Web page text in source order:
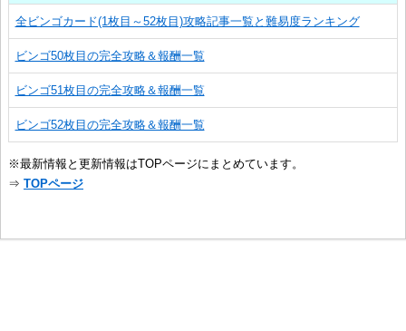
全ビンゴカード(1枚目～52枚目)攻略記事一覧と難易度ランキング
ビンゴ50枚目の完全攻略＆報酬一覧
ビンゴ51枚目の完全攻略＆報酬一覧
ビンゴ52枚目の完全攻略＆報酬一覧
※最新情報と更新情報はTOPページにまとめています。
⇒ TOPページ